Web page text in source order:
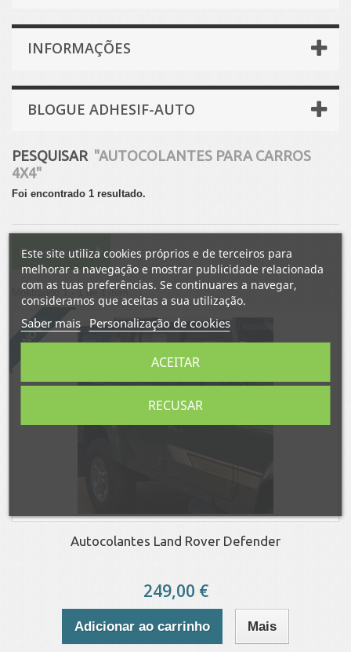
INFORMAÇÕES
BLOGUE ADHESIF-AUTO
PESQUISAR "AUTOCOLANTES PARA CARROS
4X4"
Foi encontrado 1 resultado.
Comparar (0)
Mostrando 1 - 1 de 1 item
NOVO
Autocolantes Land Rover Defender
249,00 €
Adicionar ao carrinho Mais
Este site utiliza cookies próprios e de terceiros para
melhorar a navegação e mostrar publicidade relacionada
com as tuas preferências. Se continuares a navegar,
consideramos que aceitas a sua utilização.
Saber mais Personalização de cookies
RECUSAR
ACEITAR